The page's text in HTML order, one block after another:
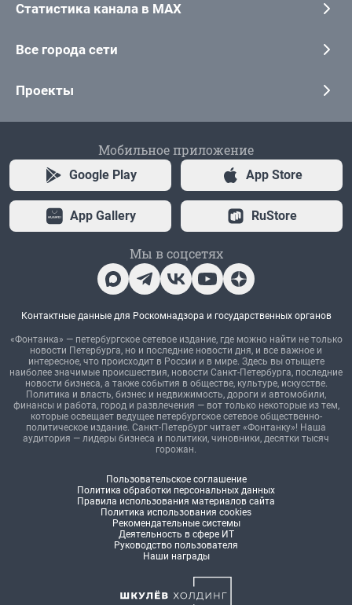
Статистика канала в MAX
Все города сети
Проекты
Мобильное приложение
Google Play App Store
App Gallery RuStore
Мы в соцсетях
Контактные данные для Роскомнадзора и государственных органов
«Фонтанка» — петербургское сетевое издание, где можно найти не только
новости Петербурга, но и последние новости дня, и все важное и
интересное, что происходит в России и в мире. Здесь вы отыщете
наиболее значимые происшествия, новости Санкт-Петербурга, последние
новости бизнеса, а также события в обществе, культуре, искусстве.
Политика и власть, бизнес и недвижимость, дороги и автомобили,
финансы и работа, город и развлечения — вот только некоторые из тем,
которые освещает ведущее петербургское сетевое общественно-
политическое издание. Санкт-Петербург читает «Фонтанку»! Наша
аудитория — лидеры бизнеса и политики, чиновники, десятки тысяч
горожан.
Пользовательское соглашение
Политика обработки персональных данных
Правила использования материалов сайта
Политика использования cookies
Рекомендательные системы
Деятельность в сфере ИТ
Руководство пользователя
Наши награды